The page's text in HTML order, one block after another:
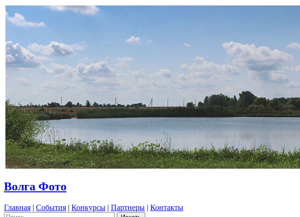
Волга Фото
Главная | События | Конкурсы | Партнеры | Контакты